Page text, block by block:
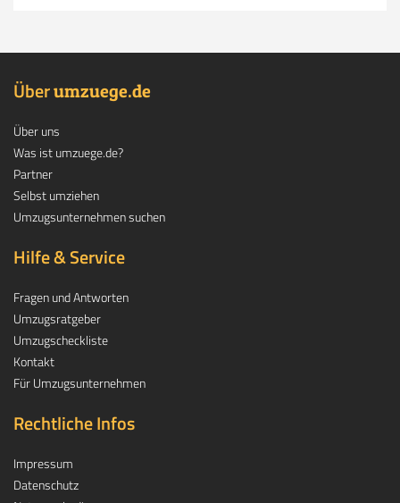
Überumzuege.de
Über uns
Was ist umzuege.de?
Partner
Selbst umziehen
Umzugsunternehmen suchen
Hilfe & Service
Fragen und Antworten
Umzugsratgeber
Umzugscheckliste
Kontakt
Für Umzugsunternehmen
Rechtliche Infos
Impressum
Datenschutz